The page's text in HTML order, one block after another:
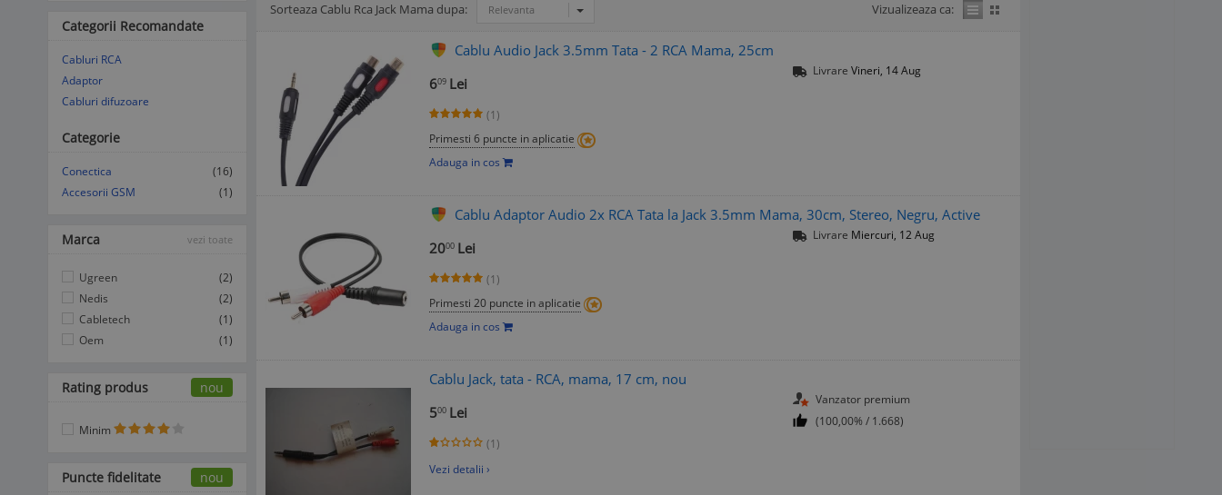
Sorteaza Cablu Rca Jack Mama dupa: Relevanta Vizualizeaza ca:
Cablu Audio Jack 3.5mm Tata - 2 RCA Mama, 25cm
609 Lei
(1)
Primesti 6 puncte in aplicatie
Adauga in cos
Livrare Vineri, 14 Aug
Cablu Adaptor Audio 2x RCA Tata la Jack 3.5mm Mama, 30cm, Stereo, Negru, Active
2000 Lei
(1)
Primesti 20 puncte in aplicatie
Adauga in cos
Livrare Miercuri, 12 Aug
Cablu Jack, tata - RCA, mama, 17 cm, nou
500 Lei
(1)
Vezi detalii ›
Vanzator premium
(100,00% / 1.668)
Categorii Recomandate
Cabluri RCA
Adaptor
Cabluri difuzoare
Categorie
Conectica
(16)
Accesorii GSM
(1)
Marca vezi toate
Ugreen
(2)
Nedis
(2)
Cabletech
(1)
Oem
(1)
Rating produs nou
Minim
Puncte fidelitate nou